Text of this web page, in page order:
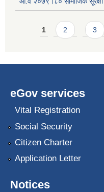
Pages
1 2 3
eGov services
Vital Registration
Social Security
Citizen Charter
Application Letter
Notices